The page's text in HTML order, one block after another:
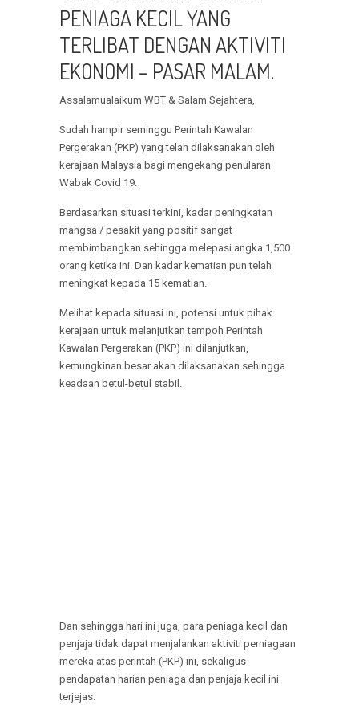
PENIAGA KECIL YANG
TERLIBAT DENGAN AKTIVITI
EKONOMI – PASAR MALAM.
Assalamualaikum WBT & Salam Sejahtera,
Sudah hampir seminggu Perintah Kawalan
Pergerakan (PKP) yang telah dilaksanakan oleh
kerajaan Malaysia bagi mengekang penularan
Wabak Covid 19.
Berdasarkan situasi terkini, kadar peningkatan
mangsa / pesakit yang positif sangat
membimbangkan sehingga melepasi angka 1,500
orang ketika ini. Dan kadar kematian pun telah
meningkat kepada 15 kematian.
Melihat kepada situasi ini, potensi untuk pihak
kerajaan untuk melanjutkan tempoh Perintah
Kawalan Pergerakan (PKP) ini dilanjutkan,
kemungkinan besar akan dilaksanakan sehingga
keadaan betul-betul stabil.
Dan sehingga hari ini juga, para peniaga kecil dan
penjaja tidak dapat menjalankan aktiviti perniagaan
mereka atas perintah (PKP) ini, sekaligus
pendapatan harian peniaga dan penjaja kecil ini
terjejas.